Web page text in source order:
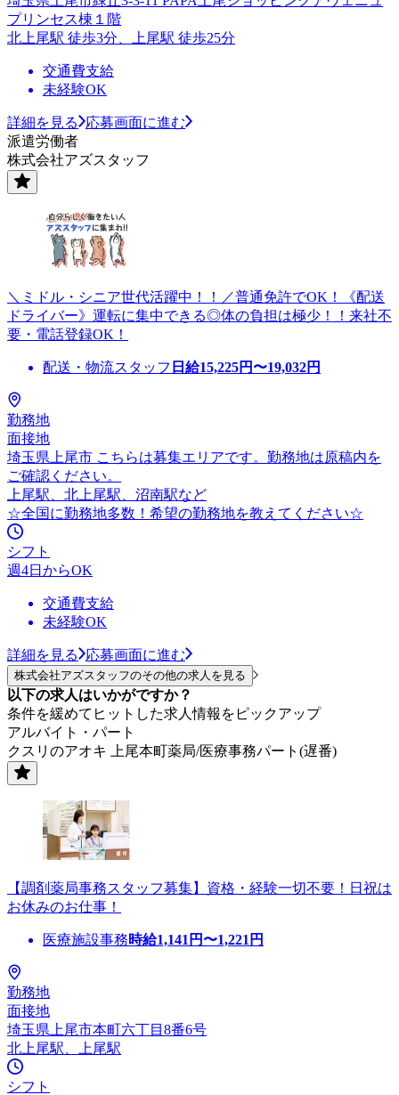
プリンセス棟１階
北上尾駅 徒歩3分、上尾駅 徒歩25分
交通費支給
未経験OK
詳細を見る
応募画面に進む
派遣労働者
株式会社アズスタッフ
＼ミドル・シニア世代活躍中！！／普通免許でOK！《配送
ドライバー》運転に集中できる◎体の負担は極少！！来社不
要・電話登録OK！
配送・物流スタッフ 日給15,225円〜19,032円
勤務地
面接地
埼玉県上尾市 こちらは募集エリアです。勤務地は原稿内を
ご確認ください。
上尾駅、北上尾駅、沼南駅など
☆全国に勤務地多数！希望の勤務地を教えてください☆
シフト
週4日からOK
交通費支給
未経験OK
詳細を見る 応募画面に進む
株式会社アズスタッフのその他の求人を見る
以下の求人はいかがですか？
条件を緩めてヒットした求人情報をピックアップ
アルバイト・パート
クスリのアオキ 上尾本町薬局/医療事務パート(遅番)
【調剤薬局事務スタッフ募集】資格・経験一切不要！日祝は
お休みのお仕事！
医療施設事務時給1,141 円〜1,221 円
勤務地
面接地
埼玉県上尾市本町六丁目8番6号
北上尾駅、上尾駅
シフト